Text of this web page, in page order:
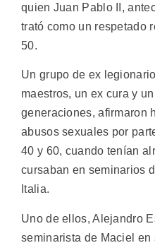
quien Juan Pablo II,
trató como un respetado
50.
Un grupo de ex
maestros, un ex cura y
generaciones, afirmaron
abusos sexuales por
40 y 60, cuando tenían
cursaban en seminarios
Italia.
Uno de ellos, Alejandro
seminarista de Maciel